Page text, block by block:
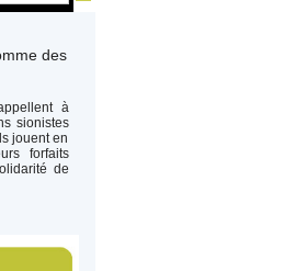
des
à
sionistes
jouent en
forfaits
de